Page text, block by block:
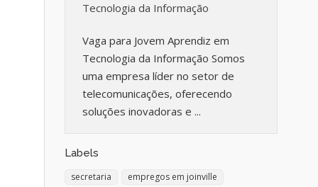
Tecnologia da Informação
Vaga para Jovem Aprendiz em
Tecnologia da Informação Somos
uma empresa líder no setor de
telecomunicações, oferecendo
soluções inovadoras e ...
Labels
secretaria
empregos em joinville